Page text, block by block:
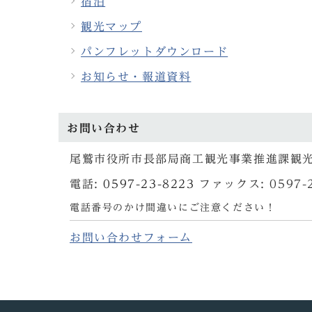
観光マップ
パンフレットダウンロード
お知らせ・報道資料
お問い合わせ
尾鷲市役所市長部局商工観光事業推進課観
電話:0597-23-8223 ファックス:
電話番号のかけ間違いにご注意ください！
お問い合わせフォーム